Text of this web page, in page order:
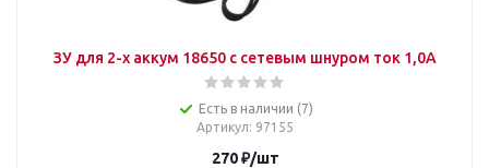
ЗУ для 2-х аккум 18650 с сетевым шнуром ток 1,0А
Есть в наличии (7)
Артикул: 97155
270₽/шт